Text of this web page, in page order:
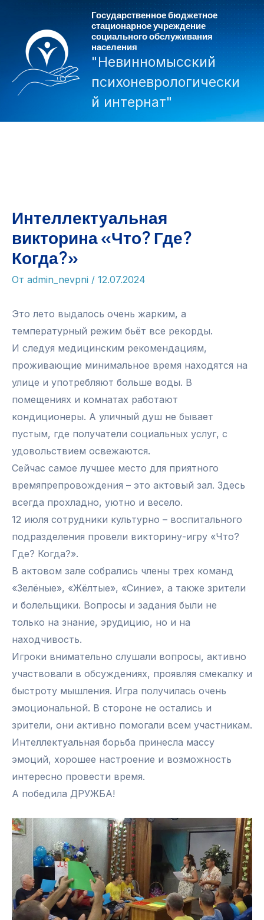
содержимому
Государственное бюджетное
стационарное учреждение
социального обслуживания
населения
"Невинномысский
психоневрологически
й интернат"
Интеллектуальная
викторина «Что? Где?
Когда?»
От admin_nevpni / 12.07.2024
Это лето выдалось очень жарким, а
температурный режим бьёт все рекорды.
И следуя медицинским рекомендациям,
проживающие минимальное время находятся на
улице и употребляют больше воды. В
помещениях и комнатах работают
кондиционеры. А уличный душ не бывает
пустым, где получатели социальных услуг, с
удовольствием освежаются.
Сейчас самое лучшее место для приятного
времяпрепровождения – это актовый зал. Здесь
всегда прохладно, уютно и весело.
12 июля сотрудники культурно – воспитального
подразделения провели викторину-игру «Что?
Где? Когда?».
В актовом зале собрались члены трех команд
«Зелёные», «Жёлтые», «Синие», а также зрители
и болельщики. Вопросы и задания были не
только на знание, эрудицию, но и на
находчивость.
Игроки внимательно слушали вопросы, активно
участвовали в обсуждениях, проявляя смекалку и
быстроту мышления. Игра получилась очень
эмоциональной. В стороне не остались и
зрители, они активно помогали всем участникам.
Интеллектуальная борьба принесла массу
эмоций, хорошее настроение и возможность
интересно провести время.
А победила ДРУЖБА!